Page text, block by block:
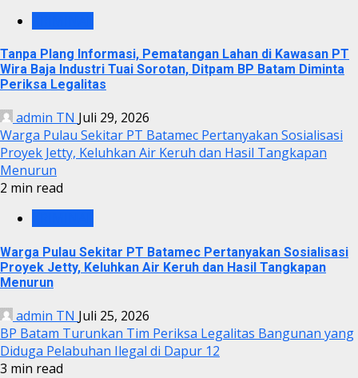
Tanpa Plang Informasi, Pematangan Lahan di Kawasan PT
Wira Baja Industri Tuai Sorotan, Ditpam BP Batam Diminta
Periksa Legalitas
admin TN Juli 29, 2026
Warga Pulau Sekitar PT Batamec Pertanyakan Sosialisasi
Proyek Jetty, Keluhkan Air Keruh dan Hasil Tangkapan
Menurun
2 min read
Warga Pulau Sekitar PT Batamec Pertanyakan Sosialisasi
Proyek Jetty, Keluhkan Air Keruh dan Hasil Tangkapan
Menurun
admin TN Juli 25, 2026
BP Batam Turunkan Tim Periksa Legalitas Bangunan yang
Diduga Pelabuhan Ilegal di Dapur 12
3 min read